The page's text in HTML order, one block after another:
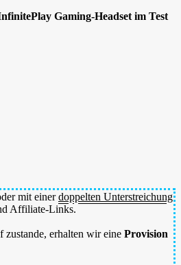
Gaming-Headset im Test
mit einerdoppelten Unterstreichung
Affiliate-Links.
erhalten wir eine Provision